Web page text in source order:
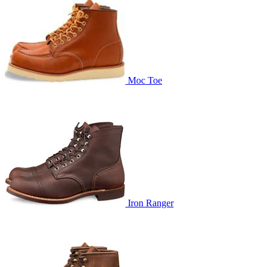
Moc Toe
Iron Ranger